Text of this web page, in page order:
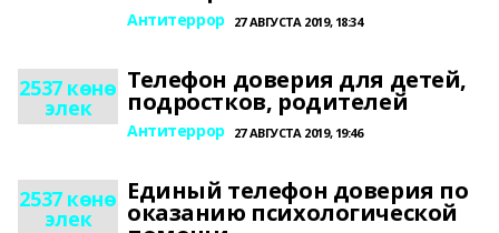
Антитеррор 27 АВГУСТА 2019, 18:34
2537 көнө
элек
Телефон доверия для детей,
подростков, родителей
Антитеррор 27 АВГУСТА 2019, 19:46
2537 көнө
элек
Единый телефон доверия по
оказанию психологической